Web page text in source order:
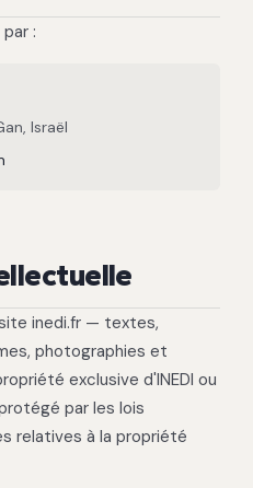
:
Israël
inedi.fr — textes,
photographies et
exclusive d'INEDI ou
par les lois
relatives à la propriété